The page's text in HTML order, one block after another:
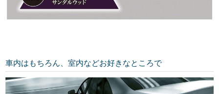
車内はもちろん、室内などお好きなところで